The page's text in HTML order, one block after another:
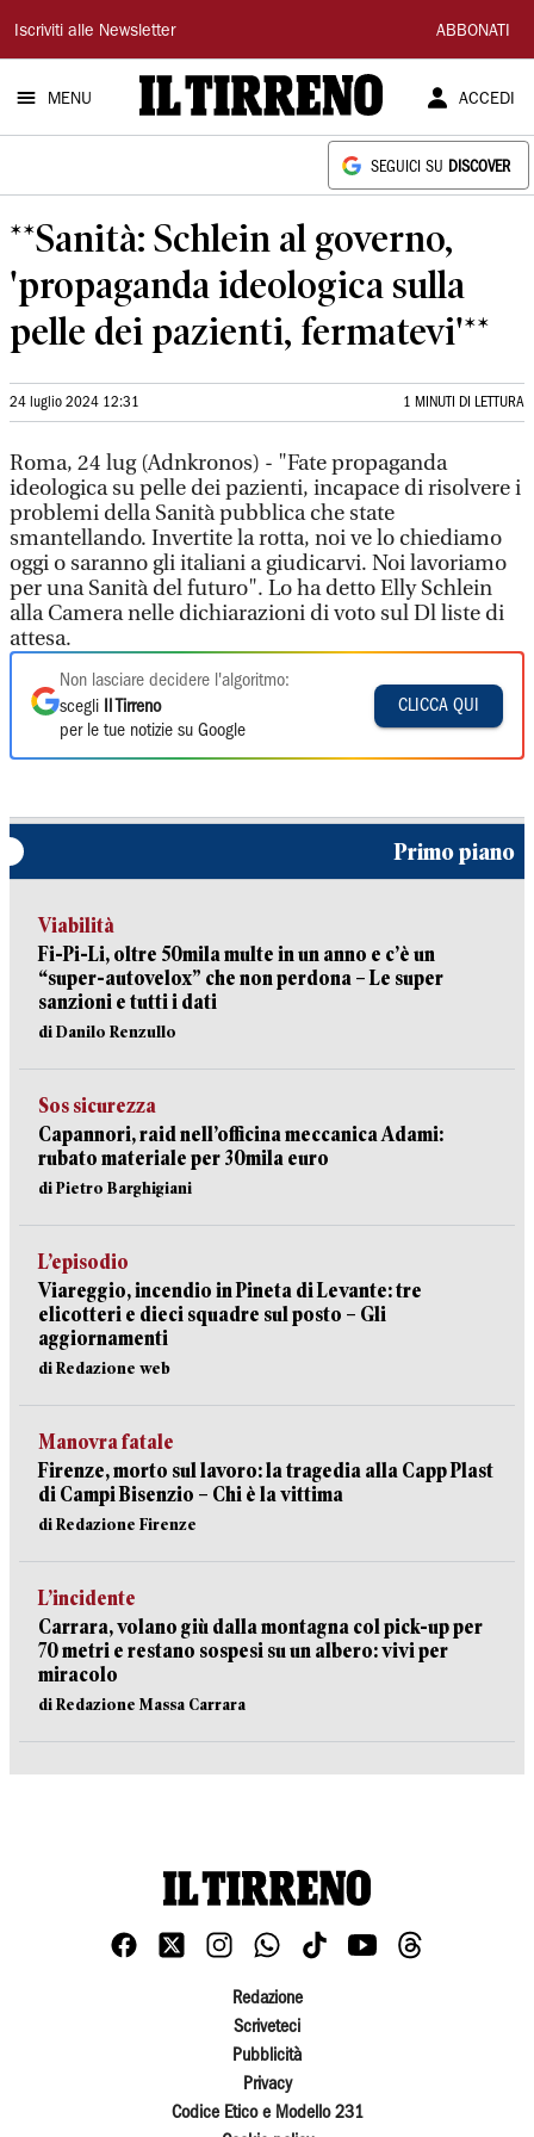
Il
Tirreno
Iscriviti alle Newsletter ABBONATI
MENU ACCEDI
SEGUICI SU DISCOVER
**Sanità: Schlein al governo,
'propaganda ideologica sulla
pelle dei pazienti, fermatevi'**
24 luglio 2024 12:31 1 MINUTI DI LETTURA
Roma, 24 lug (Adnkronos) - "Fate propaganda
ideologica su pelle dei pazienti, incapace di risolvere i
problemi della Sanità pubblica che state
smantellando. Invertite la rotta, noi ve lo chiediamo
oggi o saranno gli italiani a giudicarvi. Noi lavoriamo
per una Sanità del futuro". Lo ha detto Elly Schlein
alla Camera nelle dichiarazioni di voto sul Dl liste di
attesa.
Non lasciare decidere l'algoritmo:
scegli
Il Tirreno
per le tue notizie su Google
CLICCA QUI
Primo piano
Viabilità
Fi-Pi-Li, oltre 50mila multe in un anno e c’è un
“super-autovelox” che non perdona – Le super
sanzioni e tutti i dati
di Danilo Renzullo
Sos sicurezza
Capannori, raid nell’officina meccanica Adami:
rubato materiale per 30mila euro
di Pietro Barghigiani
L’episodio
Viareggio, incendio in Pineta di Levante: tre
elicotteri e dieci squadre sul posto – Gli
aggiornamenti
di Redazione web
Manovra fatale
Firenze, morto sul lavoro: la tragedia alla Capp Plast
di Campi Bisenzio – Chi è la vittima
di Redazione Firenze
L’incidente
Carrara, volano giù dalla montagna col pick-up per
70 metri e restano sospesi su un albero: vivi per
miracolo
di Redazione Massa Carrara
Redazione
Scriveteci
Pubblicità
Privacy
Codice Etico e Modello 231